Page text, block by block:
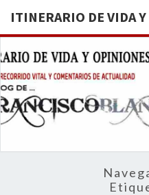
ITINERARIO DE VIDA